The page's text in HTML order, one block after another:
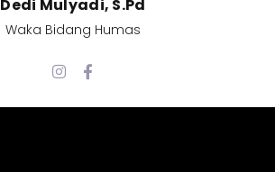
Dedi Mulyadi, S.Pd​
Waka Bidang Humas